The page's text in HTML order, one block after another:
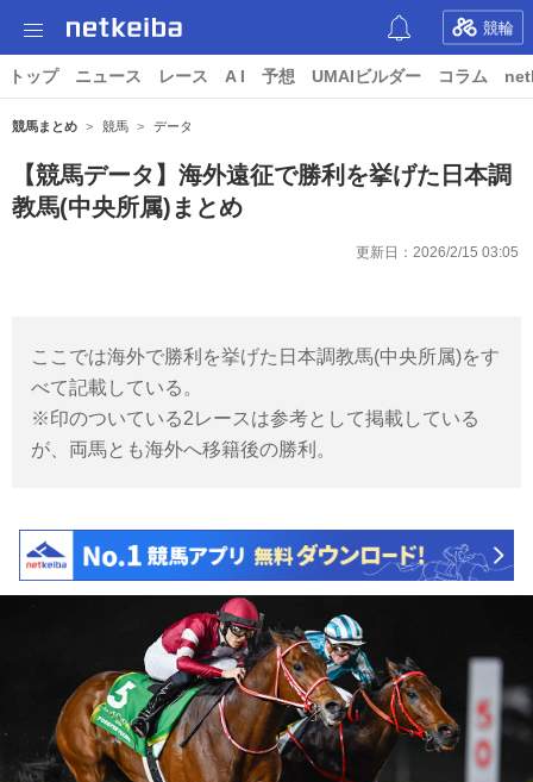
競輪
トップ ニュース レース A I 予想 UMAIビルダー コラム
競馬まとめ 競馬 データ
【競馬データ】海外遠征で勝利を挙げた日本調
教馬(中央所属)まとめ
更新日： 2026/2/15 03:05
ここでは海外で勝利を挙げた日本調教馬(中央所属)をす
べて記載している。
※印のついている2レースは参考として掲載している
が、両馬とも海外へ移籍後の勝利。